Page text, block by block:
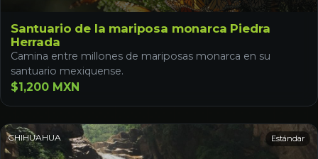
Santuario de la mariposa monarca Piedra
Herrada
Camina entre millones de mariposas monarca en su
santuario mexiquense.
$1,200 MXN
CHIHUAHUA Estándar